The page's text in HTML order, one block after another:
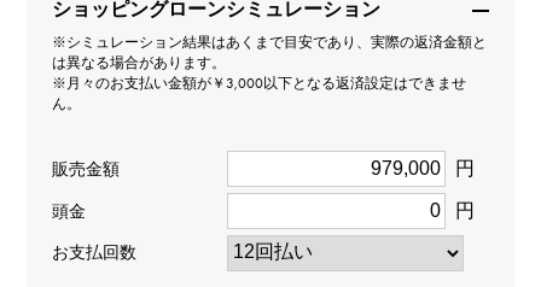
ブレスレット
カット
ショッピングローンシミュレーション
※シミュレーション結果はあくまで目安であり、実際の返済金額と
は異なる場合があります。
※月々のお支払い金額が￥3,000以下となる返済設定はできませ
ん。
販売金額 円
頭金 円
お支払回数